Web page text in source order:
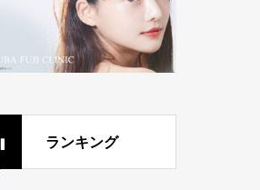
ランキング